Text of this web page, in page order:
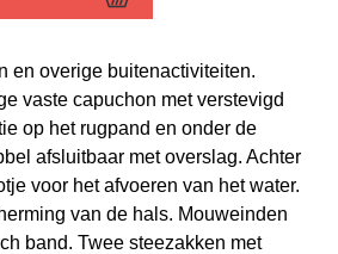
en overige buitenactiviteiten.
vaste capuchon met verstevigd
op het rugpand en onder de
afsluitbaar met overslag. Achter
voor het afvoeren van het water.
van de hals. Mouweinden
band. Twee steezakken met